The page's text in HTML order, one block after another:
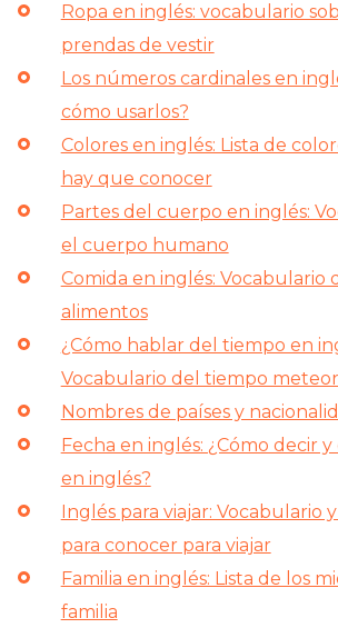
Ropa en inglés: vocabulario
prendas de vestir
Los números cardinales en
cómo usarlos?
Colores en inglés: Lista de
hay que conocer
Partes del cuerpo en inglés:
el cuerpo humano
Comida en inglés: Vocabulario
alimentos
¿Cómo hablar del tiempo en
Vocabulario del tiempo
Nombres de países y
Fecha en inglés: ¿Cómo decir
en inglés?
Inglés para viajar: Vocabulario
para conocer para viajar
Familia en inglés: Lista de los
familia